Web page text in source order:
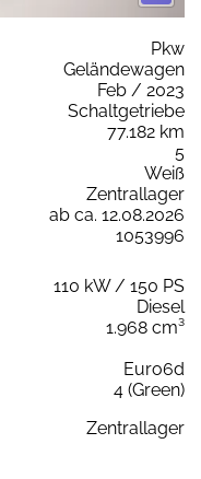
Pkw
Geländewagen
Feb / 2023
Schaltgetriebe
77.182 km
5
Weiß
Zentrallager
ab ca. 12.08.2026
1053996
110 kW / 150 PS
Diesel
1.968 cm³
Euro6d
4 (Green)
Zentrallager